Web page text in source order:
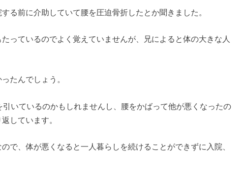
る前に介助していて腰を圧迫骨折したとか聞きました。
っているのでよく覚えていませんが、兄によると体の大きな人
たんでしょう。
いているのかもしれませんし、腰をかばって他が悪くなったの
しています。
で、体が悪くなると一人暮らしを続けることができずに入院、